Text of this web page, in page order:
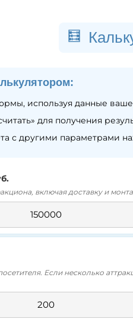
используя данные
для получения
с другими параметрами
включая доставку и
Если несколько